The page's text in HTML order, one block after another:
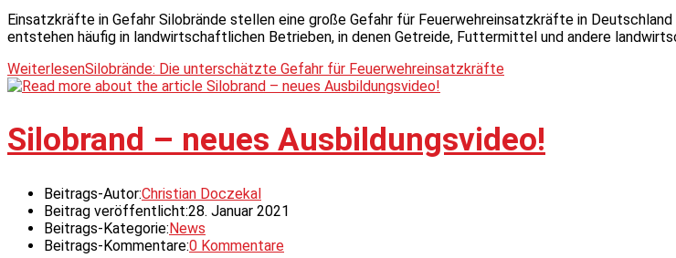
Einsatzkräfte in Gefahr Silobrände stellen eine große Gefahr für Feuerwehreinsatzkräfte in Deutschland
entstehen häufig in landwirtschaftlichen Betrieben, in denen Getreide, Futtermittel und andere
WeiterlesenSilobrände: Die unterschätzte Gefahr für Feuerwehreinsatzkräfte
Silobrand – neues Ausbildungsvideo!
Beitrags-Autor:Christian Doczekal
Beitrag veröffentlicht:28. Januar 2021
Beitrags-Kategorie: News
Beitrags-Kommentare:0 Kommentare